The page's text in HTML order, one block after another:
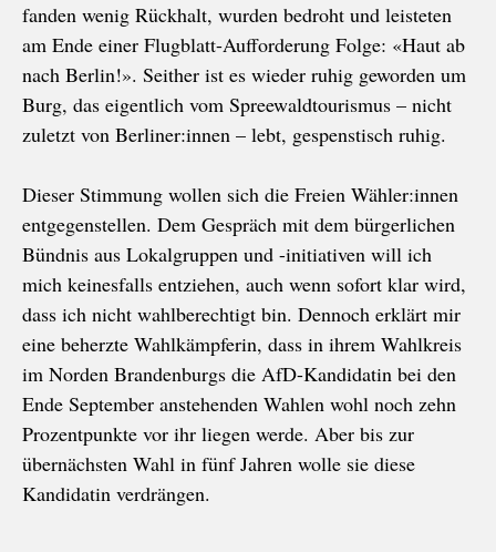
fanden wenig Rückhalt, wurden bedroht und leisteten
am Ende einer Flugblatt-Aufforderung Folge: «Haut ab
nach Berlin!». Seither ist es wieder ruhig geworden um
Burg, das eigentlich vom Spreewaldtourismus – nicht
zuletzt von Berliner:innen – lebt, gespenstisch ruhig.
Dieser Stimmung wollen sich die Freien Wähler:innen
entgegenstellen. Dem Gespräch mit dem bürgerlichen
Bündnis aus Lokalgruppen und -initiativen will ich
mich keinesfalls entziehen, auch wenn sofort klar wird,
dass ich nicht wahlberechtigt bin. Dennoch erklärt mir
eine beherzte Wahlkämpferin, dass in ihrem Wahlkreis
im Norden Brandenburgs die AfD-Kandidatin bei den
Ende September anstehenden Wahlen wohl noch zehn
Prozentpunkte vor ihr liegen werde. Aber bis zur
übernächsten Wahl in fünf Jahren wolle sie diese
Kandidatin verdrängen.